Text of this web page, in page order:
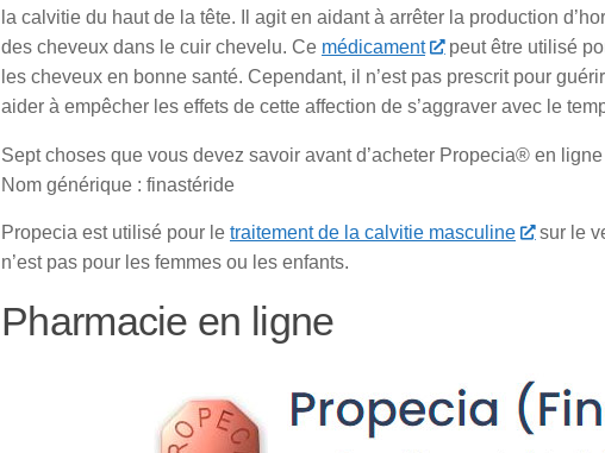
la calvitie du haut de la tête. Il agit en aidant à arrêter la production
des cheveux dans le cuir chevelu. Ce médicament
peut être utilisé
les cheveux en bonne santé. Cependant, il n’est pas prescrit pour
aider à empêcher les effets de cette affection de s’aggraver avec le
Sept choses que vous devez savoir avant d’acheter Propecia® en ligne
Nom générique : finastéride
Propecia est utilisé pour le traitement de la calvitie masculine
sur le
n’est pas pour les femmes ou les enfants.
Pharmacie en ligne